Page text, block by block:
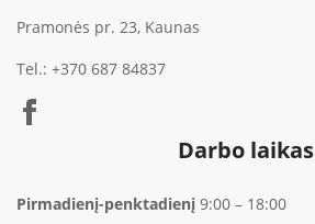
Pramonės pr. 23, Kaunas
Tel.: +370 687 84837
Darbo laikas
Pirmadienį-penktadienį 9:00 – 18:00